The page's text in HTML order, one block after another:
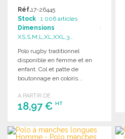
Réf.17-26445
Stock : 1 006 articles
Dimensions :
XS,S,M,L,XL,XXL,3...
Polo rugby traditionnel
disponible en femme et en
enfant. Col et patte de
boutonnage en coloris...
A PARTIR DE
18,97 € HT
COMMANDER